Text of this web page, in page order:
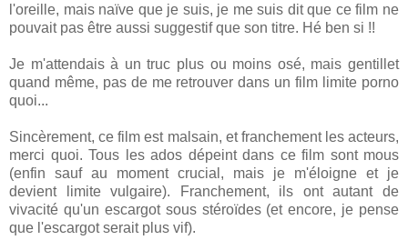
l'oreille, mais naïve que je suis, je me suis dit que ce film ne
pouvait pas être aussi suggestif que son titre. Hé ben si !!
Je m'attendais à un truc plus ou moins osé, mais gentillet
quand même, pas de me retrouver dans un film limite porno
quoi...
Sincèrement, ce film est malsain, et franchement les acteurs,
merci quoi. Tous les ados dépeint dans ce film sont mous
(enfin sauf au moment crucial, mais je m'éloigne et je
devient limite vulgaire). Franchement, ils ont autant de
vivacité qu'un escargot sous stéroïdes (et encore, je pense
que l'escargot serait plus vif).